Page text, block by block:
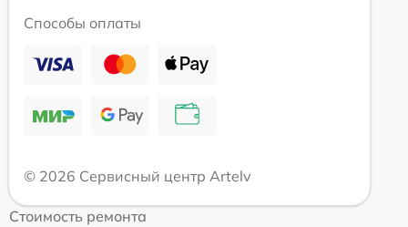
Способы оплаты
© 2026 Сервисный центр Artelv
Стоимость ремонта